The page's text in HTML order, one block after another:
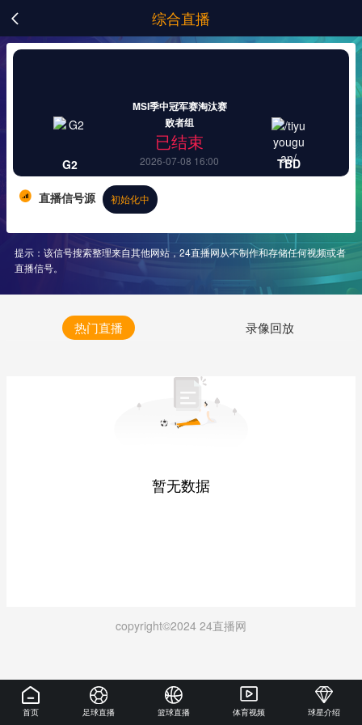
 综合直播
G2
MSI季中冠军赛淘汰赛
败者组
已结束
2026-07-08 16:00 TBD
直播信号源 初始化中
提示：该信号搜索整理来自其他网站，24直播网从不制作和存储任何视频或者
直播信号。
热门直播 录像回放
暂无数据
copyright©2024 24直播网
首页 足球直播 篮球直播 体育视频 球星介绍